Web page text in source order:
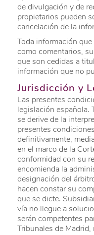
de divulgación y de
propietarios pueden
cancelación de la
Toda información
como comentarios,
que son cedidas a
información que no
Jurisdicción y
Las presentes
legislación española.
se derive de la
presentes
definitivamente,
en el marco de la
conformidad con su
encomienda la
designación del
hacen constar su
que se dicte.
vía no llegue a
serán competentes
Tribunales de